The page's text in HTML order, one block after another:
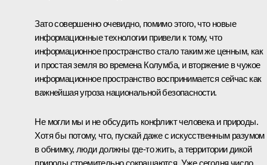
Зато совершенно очевидно, помимо этого, что новые
информационные технологии привели к тому, что
информационное пространство стало таким же ценным, как
и простая земля во времена Колумба, и вторжение в чужое
информационное пространство воспринимается сейчас как
важнейшая угроза национальной безопасности.
Не могли мы и не обсудить конфликт человека и природы.
Хотя бы потому, что, пускай даже с искусственным разумом
в обнимку, люди должны где-то жить, а территории дикой
природы стремительно сокращаются. Уже сегодня число